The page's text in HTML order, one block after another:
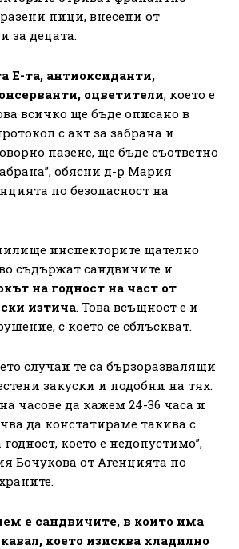
пици, внесени от
за децата.
Е-та, антиоксиданти,
оцветители, което е
всичко ще бъде описано в
с акт за забрана и
пазене, ще бъде съответно
обясни д-р Мария
по безопасност на
инспекторите щателно
съдържат сандвичите и
на годност на част от
изтича. Това всъщност е и
с което се сблъскват.
случаи те са бързоразвалящи
закуски и подобни на тях.
часове да кажем 24-36 часа и
да констатираме такива с
което е недопустимо”,
Бочукова от Агенцията по
е сандвичите, в които има
което изисква хладилно